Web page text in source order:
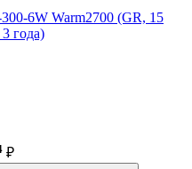
6W Warm2700 (GR, 15
года)
₽